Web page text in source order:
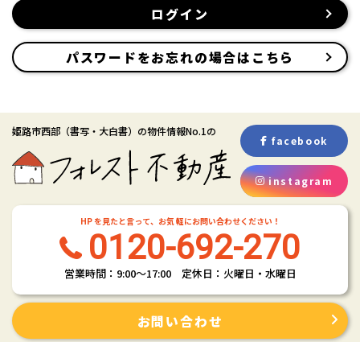
ログイン
パスワードをお忘れの場合はこちら
姫路市西部 （書写・大白書） の物件情報No.1の
facebook
instagram
HP を見たと言って、お気 軽にお問い合わせください！
0120-692-270
営業時間：9:00〜17:00 定休日：火曜日・水曜日
お問い合わせ